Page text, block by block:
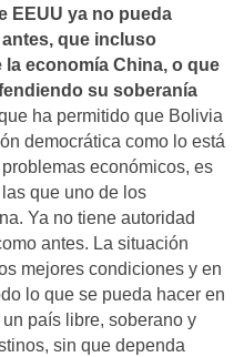
EEUU ya no pueda
que incluso
economía China, o que
su soberanía
ha permitido que Bolivia
democrática como lo está
económicos, es
que uno de los
Ya no tiene autoridad
antes. La situación
mejores condiciones y en
lo que se pueda hacer en
país libre, soberano y
sin que dependa